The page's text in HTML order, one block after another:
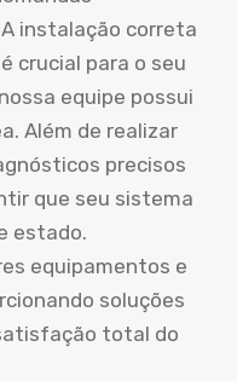
instalação correta
crucial para o seu
equipe possui
Além de realizar
precisos
que seu sistema
estado.
equipamentos e
soluções
total do